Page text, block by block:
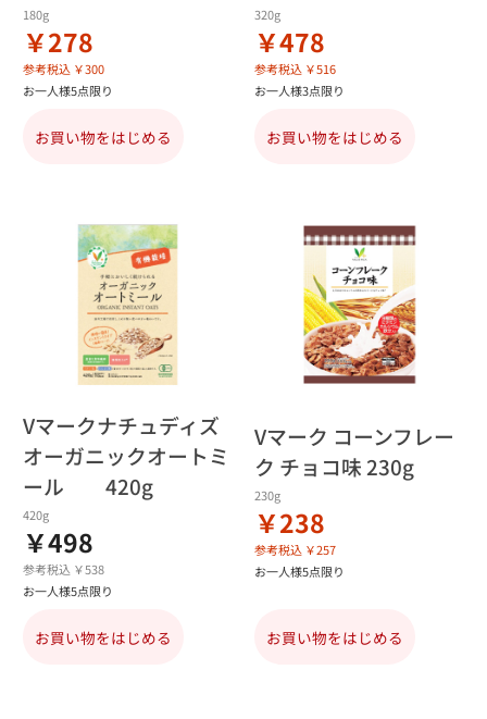
180g
￥278
参考税込 ￥300
お一人様5点限り
お買い物をはじめる
320g
￥478
参考税込 ￥516
お一人様3点限り
お買い物をはじめる
Vマークナチュディズ
オーガニックオートミ
ール 420g
420g
￥498
参考税込 ￥538
お一人様5点限り
お買い物をはじめる
Vマーク コーンフレー
ク チョコ味 230g
230g
￥238
参考税込 ￥257
お一人様5点限り
お買い物をはじめる